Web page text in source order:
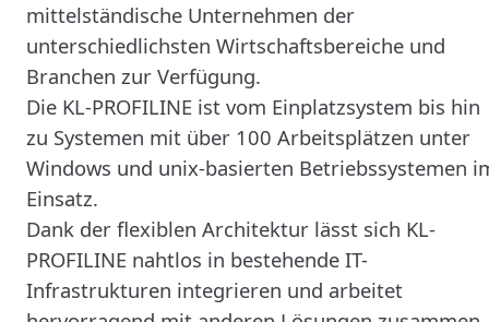
mittelständische Unternehmen der
unterschiedlichsten Wirtschaftsbereiche und
Branchen zur Verfügung.
Die KL-PROFILINE ist vom Einplatzsystem bis hin
zu Systemen mit über 100 Arbeitsplätzen unter
Windows und unix-basierten Betriebssystemen
Einsatz.
Dank der flexiblen Architektur lässt sich KL-
PROFILINE nahtlos in bestehende IT-
Infrastrukturen integrieren und arbeitet